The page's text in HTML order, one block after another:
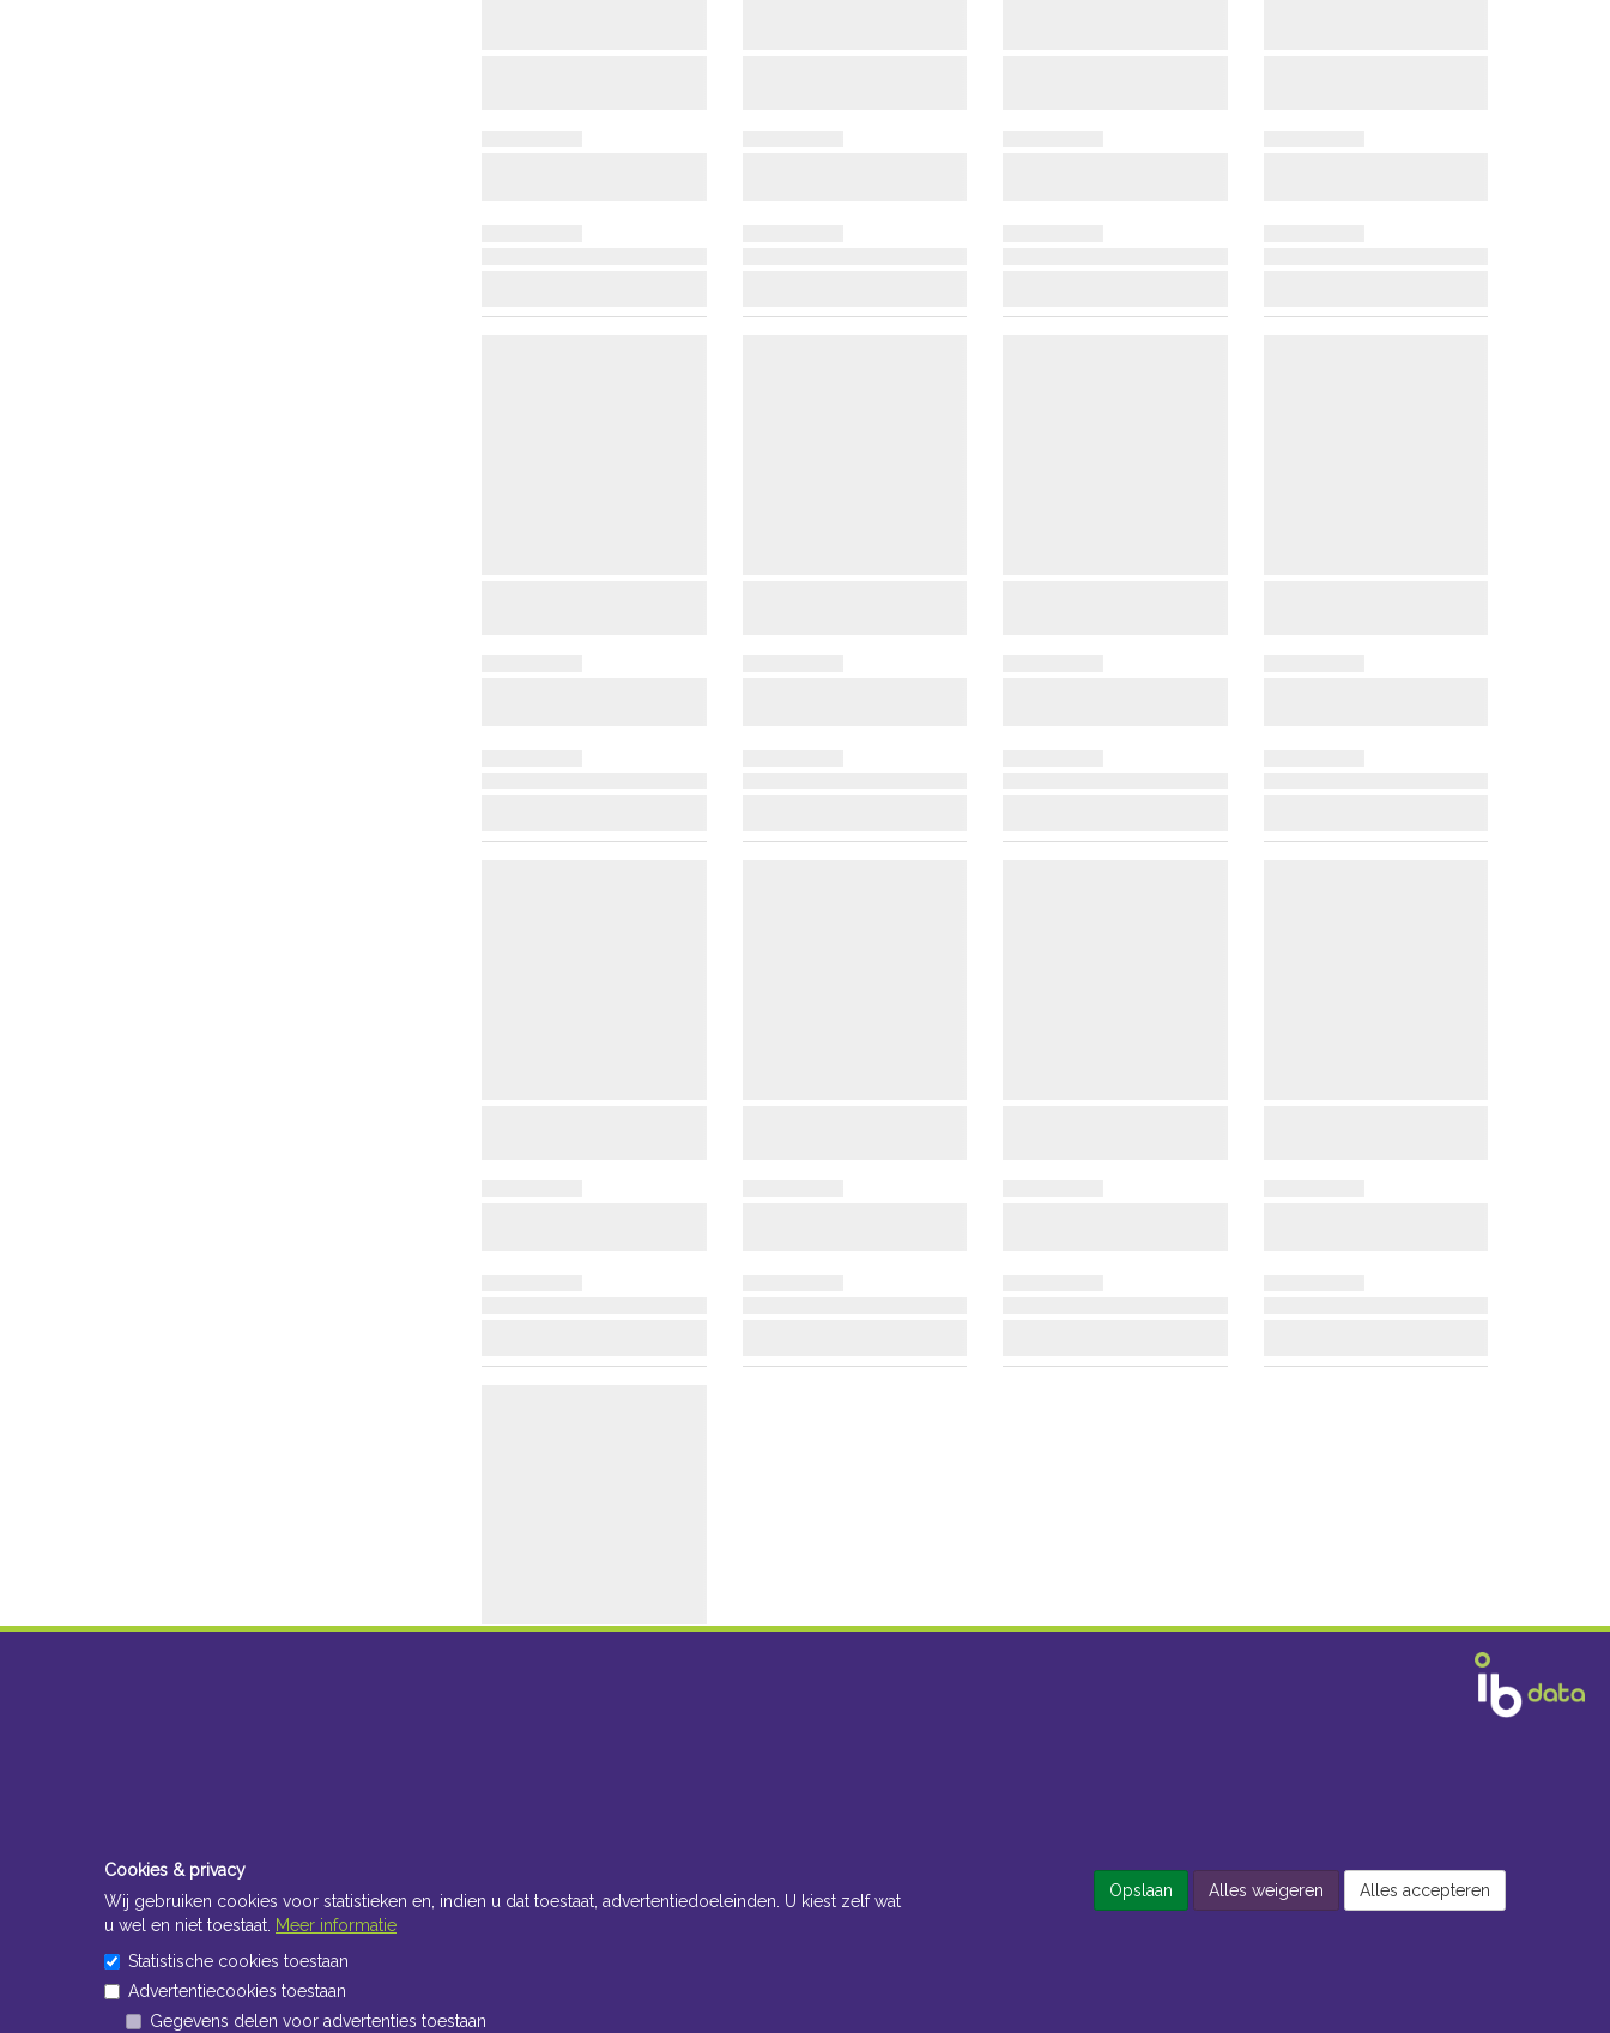
Cookies & privacy
Wij gebruiken cookies voor statistieken en, indien u dat toestaat, advertentiedoeleinden. U kiest zelf wat
u wel en niet toestaat. Meer informatie
Statistische cookies toestaan
Advertentiecookies toestaan
Gegevens delen voor advertenties toestaan
Opslaan Alles weigeren Alles accepteren